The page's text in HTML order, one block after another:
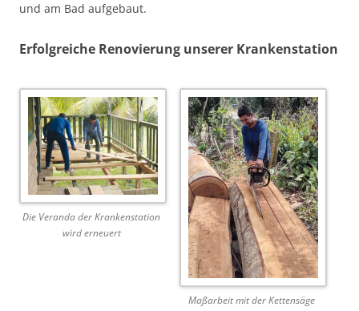
und am Bad aufgebaut.
Erfolgreiche Renovierung unserer Krankenstation
Die Veranda der Krankenstation
wird erneuert
Maßarbeit mit der Kettensäge